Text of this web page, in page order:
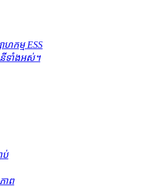
ហកម្ម ESS
នីទាំងអស់។
ប់
ាព